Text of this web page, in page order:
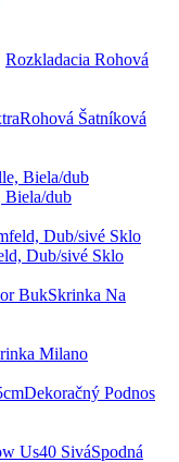
Rozkladacia Rohová
Rohová Šatníková
Biela/dub
Dub/sivé Sklo
Skrinka Na
Milano
Dekoračný Podnos
Spodná